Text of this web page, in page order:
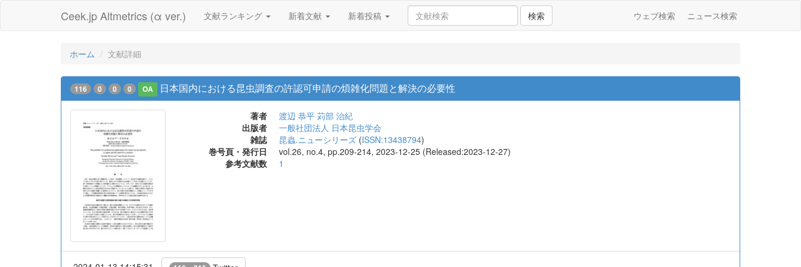
Ceek.jp Altmetrics (α ver.) 文献ランキング 新着文献 新着投稿 検索 ウェブ検索 ニュース検索
ホーム 文献詳細
116 0 0 0 OA 日本国内における昆虫調査の許認可申請の煩雑化問題と解決の必要性
著者 渡辺 恭平 苅部 治紀
出版者
一般社団法人 日本昆虫学会
雑誌
昆蟲.ニューシリーズ (ISSN:13438794)
巻号頁・発行日
vol.26, no.4, pp.209-214, 2023-12-25 (Released:2023-12-27)
参考文献数
1